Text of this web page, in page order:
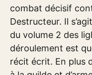
combat décisif
Destructeur. Il
du volume 2 des
déroulement est
récit écrit. En plus